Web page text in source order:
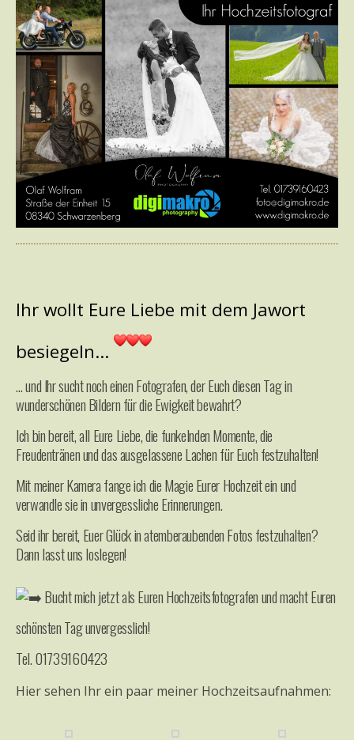
Ihr wollt Eure Liebe mit dem Jawort
besiegeln…
… und Ihr sucht noch einen Fotografen, der Euch diesen Tag in
wunderschönen Bildern für die Ewigkeit bewahrt?
Ich bin bereit, all Eure Liebe, die funkelnden Momente, die
Freudentränen und das ausgelassene Lachen für Euch festzuhalten!
Mit meiner Kamera fange ich die Magie Eurer Hochzeit ein und
verwandle sie in unvergessliche Erinnerungen.
Seid ihr bereit, Euer Glück in atemberaubenden Fotos festzuhalten?
Dann lasst uns loslegen!
Bucht mich jetzt als Euren Hochzeitsfotografen und macht Euren
schönsten Tag unvergesslich!
Tel. 01739160423
Hier sehen Ihr ein paar meiner Hochzeitsaufnahmen: